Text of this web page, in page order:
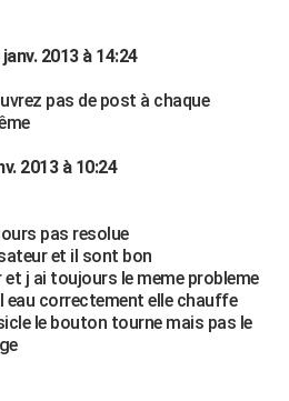
2013 à 14:24
pas de post à chaque
2013 à 10:24
pas resolue
et il sont bon
j ai toujours le meme probleme
eau correctement elle chauffe
le bouton tourne mais pas le